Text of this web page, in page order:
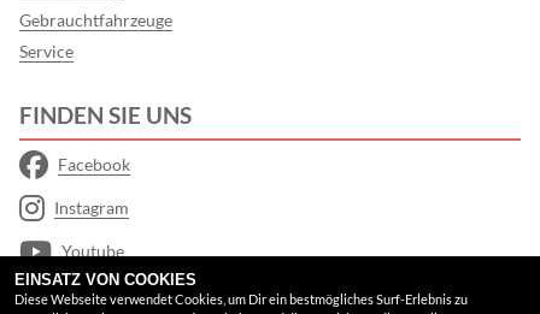
Gebrauchtfahrzeuge
Service
FINDEN SIE UNS
Facebook
Instagram
Youtube
Google Maps
EINSATZ VON COOKIES
Diese Webseite verwendet Cookies, um Dir ein bestmögliches Surf-Erlebnis zu